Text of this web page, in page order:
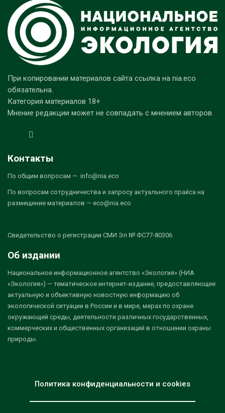
При копировании материалов сайта ссылка на nia.eco
обязательна.
Категория материалов 18+
Мнение редакции может не совпадать с мнением авторов.
Контакты
По общим вопросам — info@nia.eco
По вопросам сотрудничества и запросу актуального прайса на
размещение материалов — eco@nia.eco
Свидетельство о регистрации СМИ Эл № ФС77-80306
Об издании
Национальное информационное агентство «Экология» (НИА
«Экология») — тематическое интернет-издание, предоставляющее
актуальную и объективную новостную информацию об
экологической ситуации в России и в мире, мерах по охране
окружающей среды, деятельности различных государственных,
коммерческих и общественных организаций в отношении охраны
природы.
Политика конфиденциальности и cookies